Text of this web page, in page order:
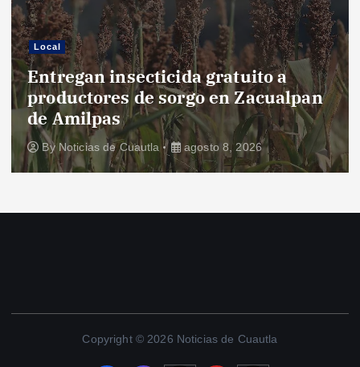
Local
Entregan insecticida gratuito a
productores de sorgo en Zacualpan
de Amilpas
By Noticias de Cuautla agosto 8, 2026
Copyright © 2026 Noticias de Cuautla